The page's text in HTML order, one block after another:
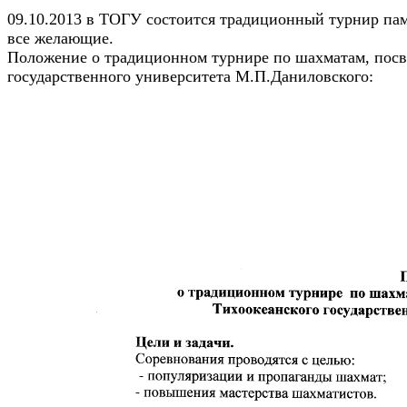
09.10.2013 в ТОГУ состоится традиционный турнир
все желающие.
Положение о традиционном турнире по шахматам,
государственного университета М.П.Даниловского: